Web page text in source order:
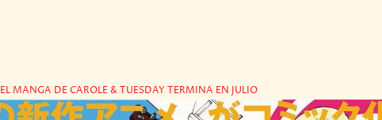
EL MANGA DE CAROLE & TUESDAY TERMINA EN JULIO